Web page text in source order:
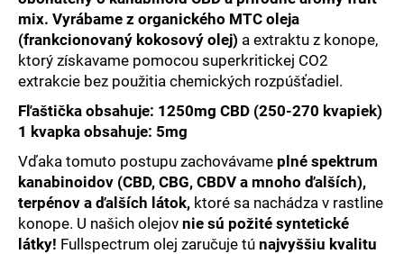
mix. Vyrábame z organického MTC oleja
(frankcionovaný kokosový olej) a extraktu z konope,
ktorý získavame pomocou superkritickej CO2
extrakcie bez použitia chemických rozpúšťadiel.
Fľaštička obsahuje: 1250mg CBD (250-270 kvapiek)
1 kvapka obsahuje: 5mg
Vďaka tomuto postupu zachovávame plné spektrum
kanabinoidov (CBD, CBG, CBDV a mnoho ďalších),
terpénov a ďalších látok, ktoré sa nachádza v rastline
konope. U našich olejov nie sú požité syntetické
látky! Fullspectrum olej zaručuje tú najvyššiu kvalitu
O
d
p
o
r
č
a
m
e